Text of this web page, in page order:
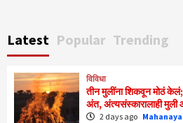
Latest Popular Trending
विविधा
तीन मुलींना शिकवून मोठं
अंत, अंत्यसंस्कारालाही मुली
2 days ago